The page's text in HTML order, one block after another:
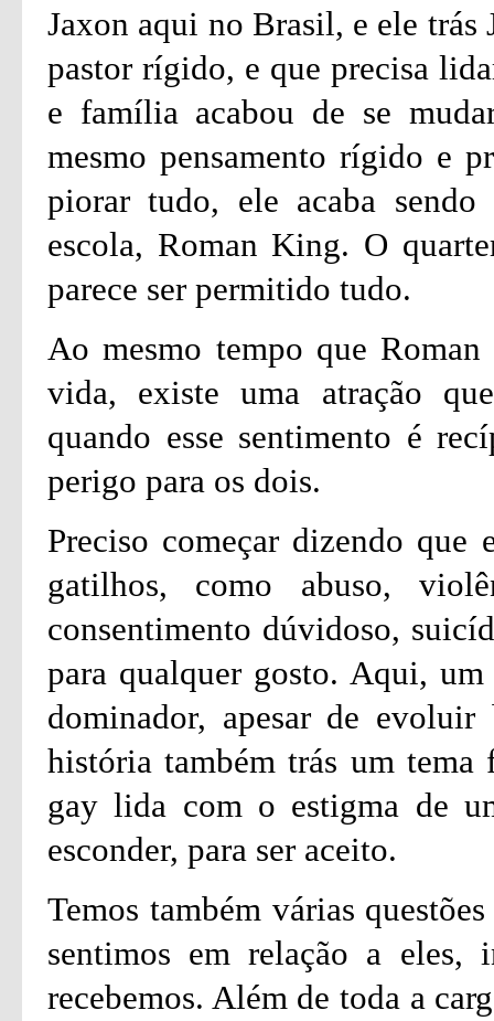
Jaxon aqui no Brasil, e ele
pastor rígido, e que precisa
e família acabou de se
mesmo pensamento rígido e
piorar tudo, ele acaba
escola, Roman King. O
parece ser permitido tudo.
Ao mesmo tempo que
vida, existe uma atração
quando esse sentimento é
perigo para os dois.
Preciso começar dizendo que
gatilhos, como abuso,
consentimento dúvidoso,
para qualquer gosto. Aqui,
dominador, apesar de
história também trás um
gay lida com o estigma de
esconder, para ser aceito.
Temos também várias
sentimos em relação a eles,
recebemos. Além de toda a